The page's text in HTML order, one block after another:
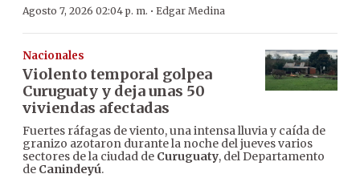
Agosto 7, 2026 02:04 p. m. · Edgar Medina
Nacionales
Violento temporal golpea
Curuguaty y deja unas 50
viviendas afectadas
Fuertes ráfagas de viento, una intensa lluvia y caída de
granizo azotaron durante la noche del jueves varios
sectores de la ciudad de Curuguaty, del Departamento
de Canindeyú.